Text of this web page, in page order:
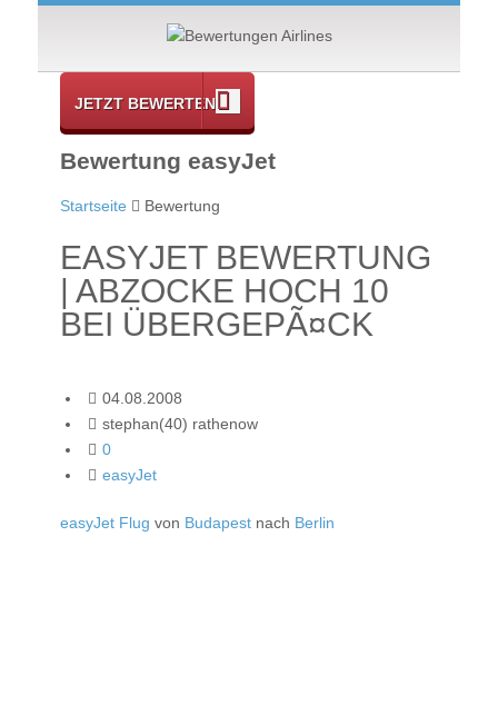
JETZT BEWERTEN
Bewertung easyJet
Startseite Bewertung
EASYJET BEWERTUNG
| ABZOCKE HOCH 10
BEI ÜBERGEPÃ¤CK
04.08.2008
stephan(40) rathenow
0
easyJet
easyJet Flug von Budapest nach Berlin